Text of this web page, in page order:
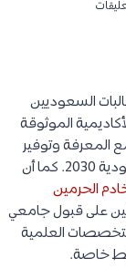
السعوديين
التصنيفات الأكاديمية الموثوقة
وتوفير
كوادر وطنية مميزة تساهم في تحقيق رؤية السعودية 2030. كما أن
الحرمين
على قبول جامعي
العلمية
خاصة.